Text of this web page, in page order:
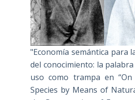
"Economía semántica para
del conocimiento: la
uso como trampa en
Species by Means of